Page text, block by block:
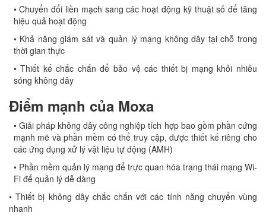
• Chuyển đổi liền mạch sang các hoạt động kỹ thuật số để tăng
hiệu quả hoạt động
• Khả năng giám sát và quản lý mạng không dây tại chỗ trong
thời gian thực
• Thiết kế chắc chắn để bảo vệ các thiết bị mạng khỏi nhiễu
sóng không dây
Điểm mạnh của Moxa
• Giải pháp không dây công nghiệp tích hợp bao gồm phần cứng
mạnh mẽ và phần mềm có thể truy cập, được thiết kế riêng cho
các ứng dụng xử lý vật liệu tự động (AMH)
• Phần mềm quản lý mạng để trực quan hóa trạng thái mạng Wi-
Fi để quản lý dễ dàng
• Thiết bị không dây chắc chắn với các tính năng chuyển vùng
nhanh